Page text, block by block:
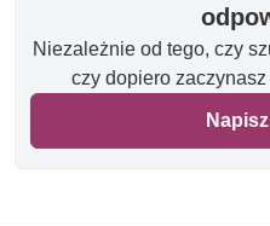
Niezależnie od tego, czy
czy dopiero